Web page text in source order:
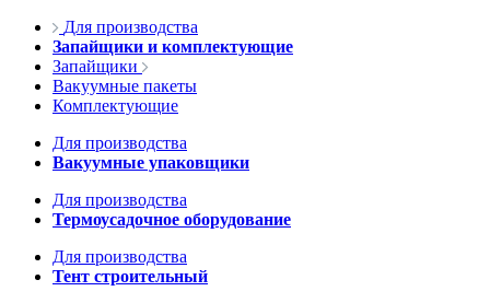
Для производства
Запайщики и комплектующие
Запайщики
Вакуумные пакеты
Комплектующие
Для производства
Вакуумные упаковщики
Для производства
Термоусадочное оборудование
Для производства
Тент строительный